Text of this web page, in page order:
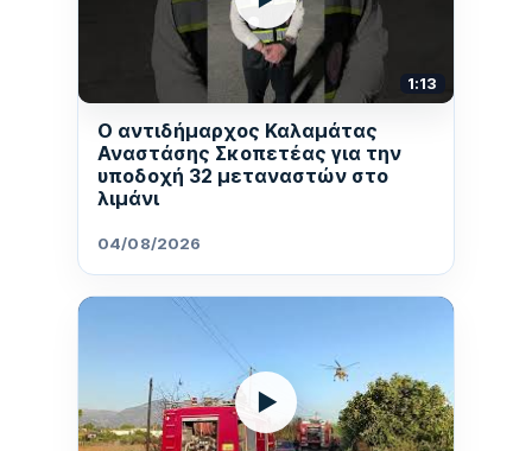
1:13
Ο αντιδήμαρχος Καλαμάτας
Αναστάσης Σκοπετέας για την
υποδοχή 32 μεταναστών στο
λιμάνι
04/08/2026
▶